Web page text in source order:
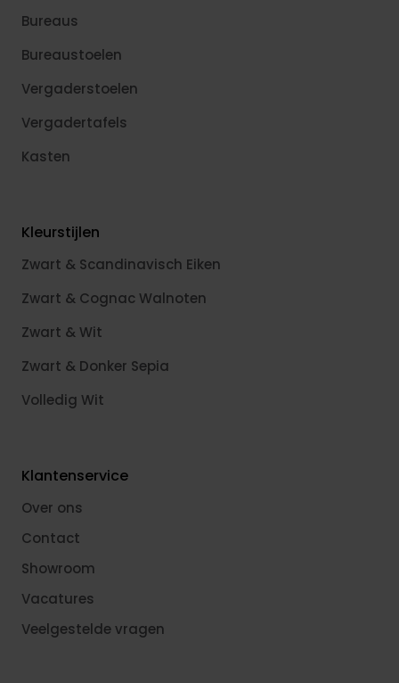
Bureaus
Bureaustoelen
Vergaderstoelen
Vergadertafels
Kasten
Kleurstijlen
Zwart & Scandinavisch Eiken
Zwart & Cognac Walnoten
Zwart & Wit
Zwart & Donker Sepia
Volledig Wit
Klantenservice
Over ons
Contact
Showroom
Vacatures
Veelgestelde vragen